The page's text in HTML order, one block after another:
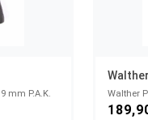
mm P.A.K.
Walther